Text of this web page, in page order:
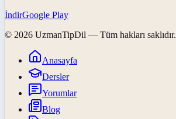
İndirGoogle Play
© 2026 UzmanTipDil — Tüm hakları saklıdır.
Anasayfa
Dersler
Yorumlar
Blog